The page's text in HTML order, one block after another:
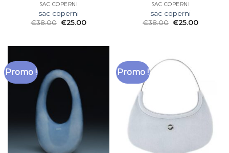
SAC COPERNI
sac coperni
€38.00 €25.00
SAC COPERNI
sac coperni
€38.00 €25.00
Promo ! Promo !